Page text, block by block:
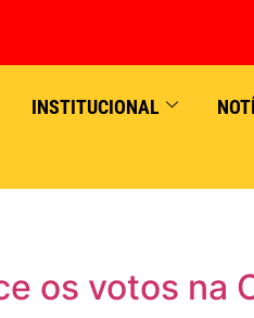
INSTITUCIONAL
os votos na